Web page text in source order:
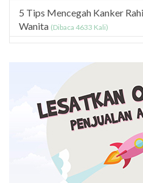
5 Tips Mencegah Kanker
Wanita (Dibaca 4633 Kali)